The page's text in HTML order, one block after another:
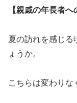
【親戚の年長者へ
夏の訪れを感じる
ょうか。
こちらは変わりな